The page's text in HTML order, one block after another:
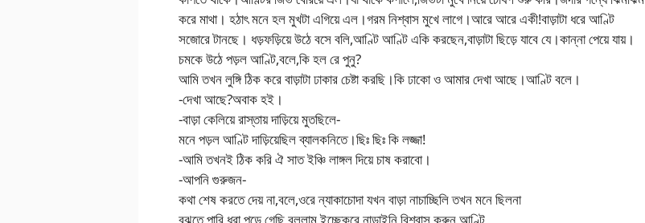
করে মাথা। হঠাৎ মনে হল মুখটা এগিয়ে এল।গরম নিশ্বাস মুখে লাগে।আরে আরে একী!বাড়াটা ধরে আণ্টি
সজোরে টানছে। ধড়ফড়িয়ে উঠে বসে বলি,আণ্টি আণ্টি একি করছেন,বাড়াটা ছিড়ে যাবে যে।কান্না পেয়ে যায়।
চমকে উঠে পড়ল আণ্টি,বলে,কি হল রে পুনু?
আমি তখন লুঙ্গি ঠিক করে বাড়াটা ঢাকার চেষ্টা করছি।কি ঢাকো ও আমার দেখা আছে।আণ্টি বলে।
-দেখা আছে?অবাক হই।
-বাড়া কেলিয়ে রাস্তায় দাড়িয়ে মুতছিলে-
মনে পড়ল আণ্টি দাড়িয়েছিল ব্যালকনিতে।ছিঃ ছিঃ কি লজ্জা!
-আমি তখনই ঠিক করি ঐ সাত ইঞ্চি লাঙ্গল দিয়ে চাষ করাবো।
-আপনি গুরুজন-
কথা শেষ করতে দেয় না,বলে,ওরে ন্যাকাচোদা যখন বাড়া নাচাচ্ছিলি তখন মনে ছিলনা
বুঝতে পারি ধরা পড়ে গেছি,বললাম,ইচ্ছেকরে নাড়াইনি,বিশ্বাস করুন আণ্টি